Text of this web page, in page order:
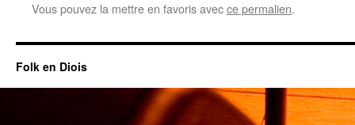
Vous pouvez la mettre en favoris avecce permalien.
Folk en Diois